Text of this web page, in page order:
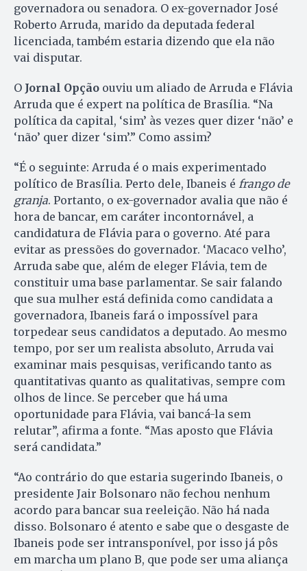
governadora ou senadora. O ex-governador José
Roberto Arruda, marido da deputada federal
licenciada, também estaria dizendo que ela não
vai disputar.
O Jornal Opção ouviu um aliado de Arruda e Flávia
Arruda que é expert na política de Brasília. “Na
política da capital, ‘sim’ às vezes quer dizer ‘não’ e
‘não’ quer dizer ‘sim’.” Como assim?
“É o seguinte: Arruda é o mais experimentado
político de Brasília. Perto dele, Ibaneis é frango de
granja. Portanto, o ex-governador avalia que não é
hora de bancar, em caráter incontornável, a
candidatura de Flávia para o governo. Até para
evitar as pressões do governador. ‘Macaco velho’,
Arruda sabe que, além de eleger Flávia, tem de
constituir uma base parlamentar. Se sair falando
que sua mulher está definida como candidata a
governadora, Ibaneis fará o impossível para
torpedear seus candidatos a deputado. Ao mesmo
tempo, por ser um realista absoluto, Arruda vai
examinar mais pesquisas, verificando tanto as
quantitativas quanto as qualitativas, sempre com
olhos de lince. Se perceber que há uma
oportunidade para Flávia, vai bancá-la sem
relutar”, afirma a fonte. “Mas aposto que Flávia
será candidata.”
“Ao contrário do que estaria sugerindo Ibaneis, o
presidente Jair Bolsonaro não fechou nenhum
acordo para bancar sua reeleição. Não há nada
disso. Bolsonaro é atento e sabe que o desgaste de
Ibaneis pode ser intransponível, por isso já pôs
em marcha um plano B, que pode ser uma aliança